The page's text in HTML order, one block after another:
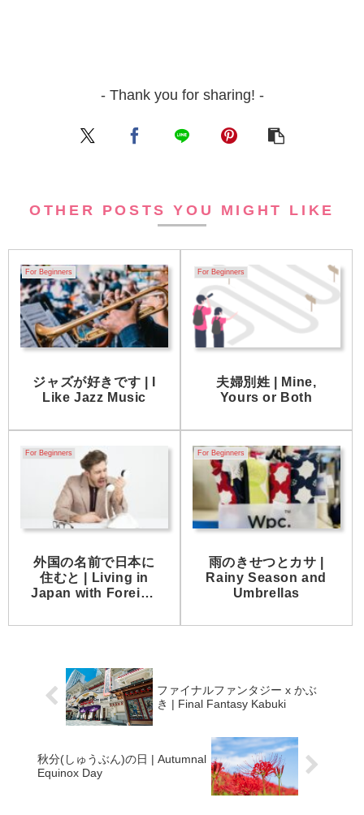
- Thank you for sharing! -
OTHER POSTS YOU MIGHT LIKE
For Beginners
ジャズが好きです | I
Like Jazz Music
For Beginners
夫婦別姓 | Mine,
Yours or Both
For Beginners
外国の名前で日本に
住むと | Living in
Japan with Foreign
For Beginners
雨のきせつとカサ |
Rainy Season and
Umbrellas
ファイナルファンタジー x かぶ
き | Final Fantasy Kabuki
秋分(しゅうぶん)の日 | Autumnal
Equinox Day